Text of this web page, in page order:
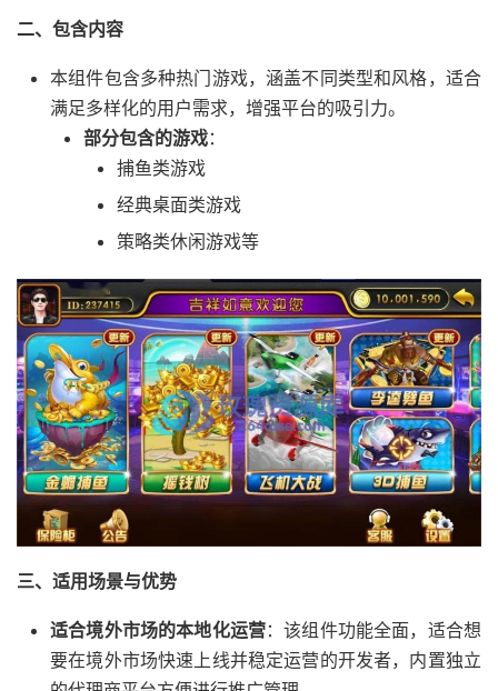
二、包含内容
本组件包含多种热门游戏，涵盖不同类型和风格，适合
满足多样化的用户需求，增强平台的吸引力。
部分包含的游戏：
捕鱼类游戏
经典桌面类游戏
策略类休闲游戏等
三、适用场景与优势
适合境外市场的本地化运营：该组件功能全面，适合想
要在境外市场快速上线并稳定运营的开发者，内置独立